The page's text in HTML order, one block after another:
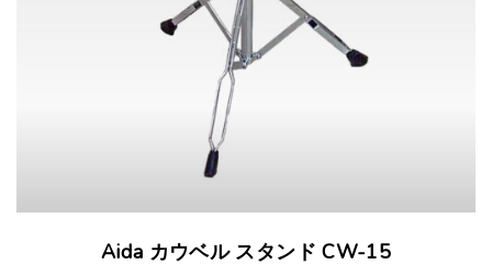
Aida カウベル スタンド CW-15